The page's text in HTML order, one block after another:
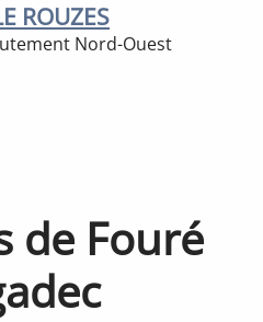
ROUZES
Nord-Ouest
de Fouré